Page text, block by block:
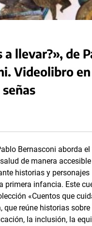
a llevar?», de
Videolibro en
Bernasconi aborda el
de manera
historias y personajes
primera infancia. Este
«Cuentos que
que reúne historias sobre
la inclusión, la